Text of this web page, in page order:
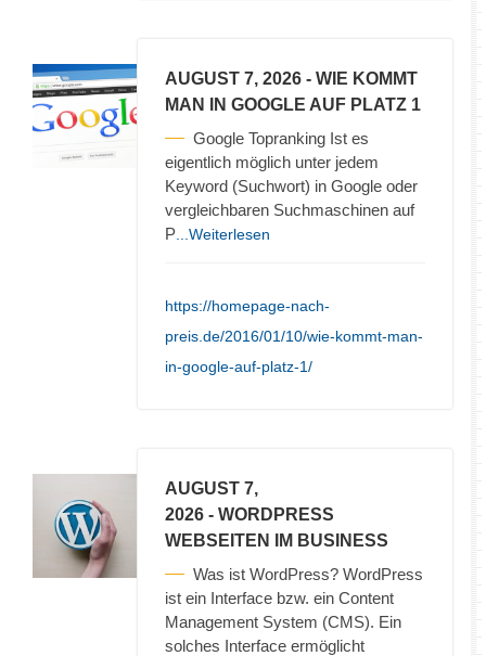
AUGUST 7, 2026 - WIE KOMMT
MAN IN GOOGLE AUF PLATZ 1
Google Topranking Ist es
eigentlich möglich unter jedem
Keyword (Suchwort) in Google oder
vergleichbaren Suchmaschinen auf
P ...Weiterlesen
https://homepage-nach-
preis.de/2016/01/10/wie-kommt-man-
in-google-auf-platz-1/
AUGUST 7,
2026 - WORDPRESS
WEBSEITEN IM BUSINESS
Was ist WordPress? WordPress
ist ein Interface bzw. ein Content
Management System (CMS). Ein
solches Interface ermöglicht